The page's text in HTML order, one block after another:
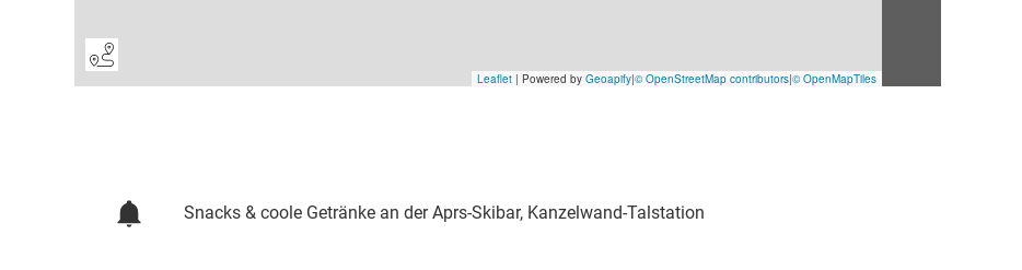
Snacks & coole Getränke an der Aprs-Skibar, Kanzelwand-Talstation